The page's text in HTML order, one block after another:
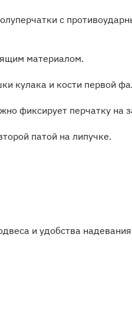
с
материалом.
кулака и кости первой
фиксирует перчатку на
патой на липучке.
и удобства